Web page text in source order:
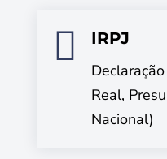

IRPJ
Real,
Nacional)